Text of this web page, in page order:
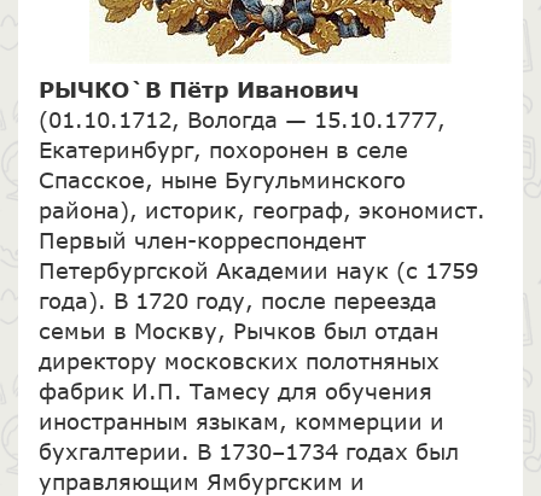
РЫЧКО`В Пётр Иванович
(01.10.1712, Вологда — 15.10.1777,
Екатеринбург, похоронен в селе
Спасское, ныне Бугульминского
района), историк, географ, экономист.
Первый член-корреспондент
Петербургской Академии наук (с 1759
года). В 1720 году, после переезда
семьи в Москву, Рычков был отдан
директору московских полотняных
фабрик И.П. Тамесу для обучения
иностранным языкам, коммерции и
бухгалтерии. В 1730–1734 годах был
управляющим Ямбургским и